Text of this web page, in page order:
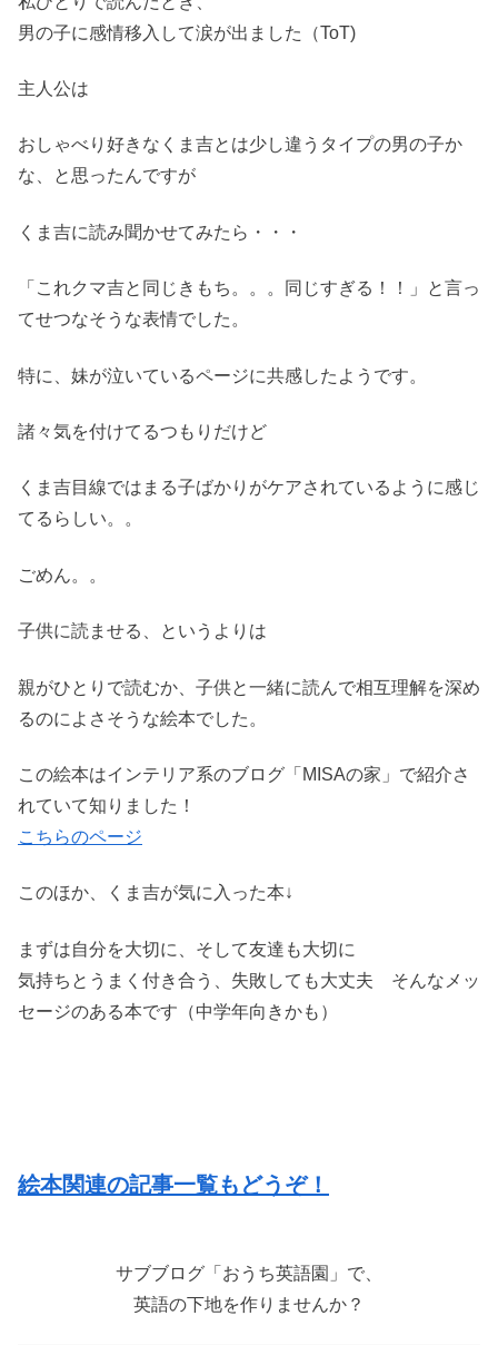
男の子に感情移入して涙が出ました（ToT)
主人公は
おしゃべり好きなくま吉とは少し違うタイプの男の子か
な、と思ったんですが
くま吉に読み聞かせてみたら・・・
「これクマ吉と同じきもち。。。同じすぎる！！」と言っ
てせつなそうな表情でした。
特に、妹が泣いているページに共感したようです。
諸々気を付けてるつもりだけど
くま吉目線ではまる子ばかりがケアされているように感じ
てるらしい。。
ごめん。。
子供に読ませる、というよりは
親がひとりで読むか、子供と一緒に読んで相互理解を深め
るのによさそうな絵本でした。
この絵本はインテリア系のブログ「MISAの家」で紹介さ
れていて知りました！
こちらのページ
このほか、くま吉が気に入った本↓
まずは自分を大切に、そして友達も大切に
気持ちとうまく付き合う、失敗しても大丈夫 そんなメッ
セージのある本です（中学年向きかも）
絵本関連の記事一覧もどうぞ！
サブブログ「おうち英語園」で、
英語の下地を作りませんか？